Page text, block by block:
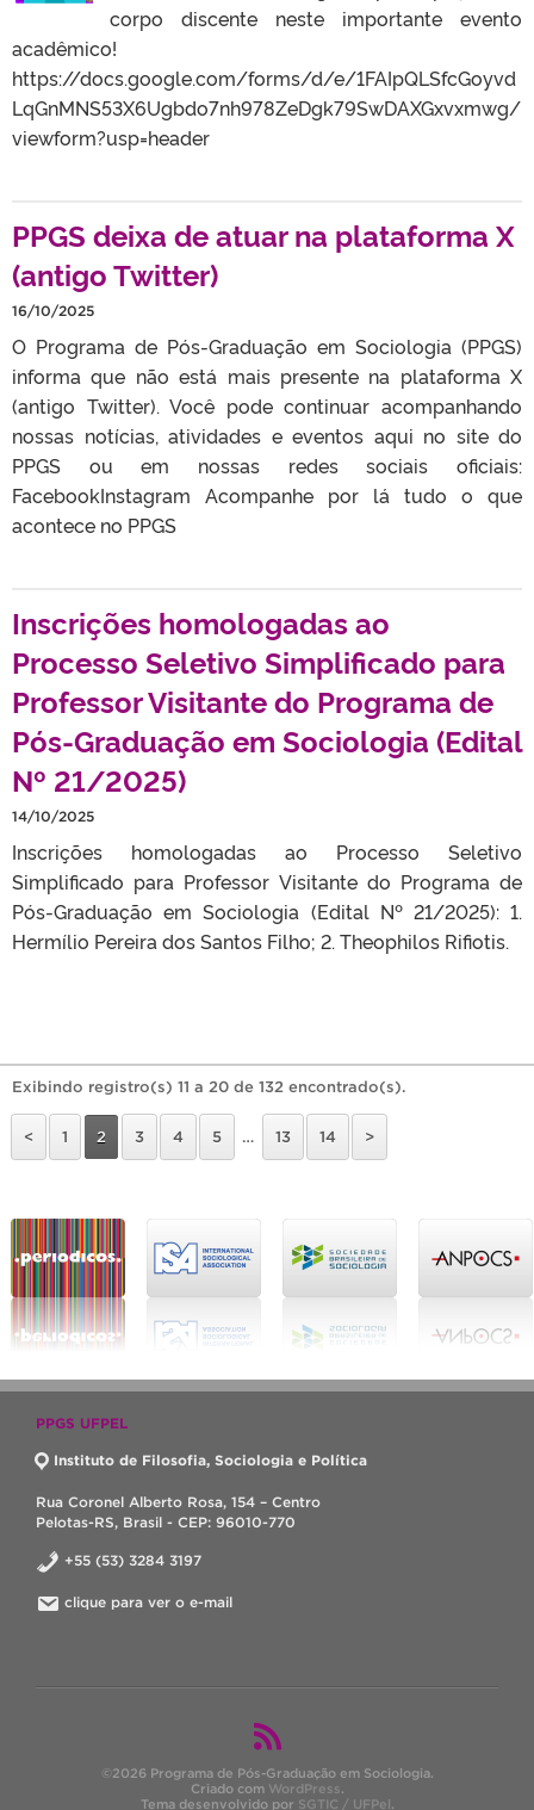
corpo discente neste importante evento
acadêmico!
https://docs.google.com/forms/d/e/1FAIpQLSfcGoyvd
LqGnMNS53X6Ugbdo7nh978ZeDgk79SwDAXGxvxmwg/
viewform?usp=header
PPGS deixa de atuar na plataforma X
(antigo Twitter)
16/10/2025
O Programa de Pós-Graduação em Sociologia (PPGS)
informa que não está mais presente na plataforma X
(antigo Twitter). Você pode continuar acompanhando
nossas notícias, atividades e eventos aqui no site do
PPGS ou em nossas redes sociais oficiais:
FacebookInstagram Acompanhe por lá tudo o que
acontece no PPGS
Inscrições homologadas ao
Processo Seletivo Simplificado para
Professor Visitante do Programa de
Pós-Graduação em Sociologia (Edital
Nº 21/2025)
14/10/2025
Inscrições homologadas ao Processo Seletivo
Simplificado para Professor Visitante do Programa de
Pós-Graduação em Sociologia (Edital Nº 21/2025): 1.
Hermílio Pereira dos Santos Filho; 2. Theophilos Rifiotis.
Exibindo registro(s) 11 a 20 de 132 encontrado(s).
< 1 2 3 4 5 … 13 14 >
PPGS UFPEL
Instituto de Filosofia, Sociologia e Política
Rua Coronel Alberto Rosa, 154 – Centro
Pelotas-RS, Brasil - CEP: 96010-770
+55 (53) 3284 3197
clique para ver o e-mail
©2026 Programa de Pós-Graduação em Sociologia.
Criado com WordPress.
Tema desenvolvido por SGTIC / UFPel.